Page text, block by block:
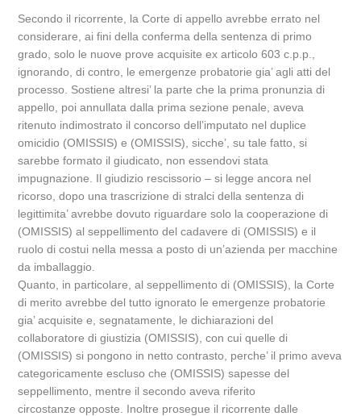
Secondo il ricorrente, la Corte di appello avrebbe errato nel
considerare, ai fini della conferma della sentenza di primo
grado, solo le nuove prove acquisite ex articolo 603 c.p.p.,
ignorando, di contro, le emergenze probatorie gia’ agli atti del
processo. Sostiene altresi’ la parte che la prima pronunzia di
appello, poi annullata dalla prima sezione penale, aveva
ritenuto indimostrato il concorso dell’imputato nel duplice
omicidio (OMISSIS) e (OMISSIS), sicche’, su tale fatto, si
sarebbe formato il giudicato, non essendovi stata
impugnazione. Il giudizio rescissorio – si legge ancora nel
ricorso, dopo una trascrizione di stralci della sentenza di
legittimita’ avrebbe dovuto riguardare solo la cooperazione di
(OMISSIS) al seppellimento del cadavere di (OMISSIS) e il
ruolo di costui nella messa a posto di un’azienda per macchine
da imballaggio.
Quanto, in particolare, al seppellimento di (OMISSIS), la Corte
di merito avrebbe del tutto ignorato le emergenze probatorie
gia’ acquisite e, segnatamente, le dichiarazioni del
collaboratore di giustizia (OMISSIS), con cui quelle di
(OMISSIS) si pongono in netto contrasto, perche’ il primo aveva
categoricamente escluso che (OMISSIS) sapesse del
seppellimento, mentre il secondo aveva riferito
circostanze opposte. Inoltre prosegue il ricorrente dalle